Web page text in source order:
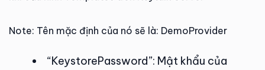
Note: Tên mặc định của nó sẽ là: DemoProvider
“KeystorePassword”: Mật khẩu của